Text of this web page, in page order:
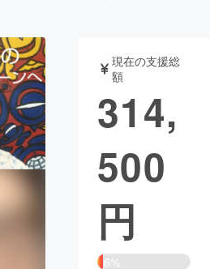
ジェット ゲーム・
書籍・雑誌
現在の支援総
額
314,
500
円
6%